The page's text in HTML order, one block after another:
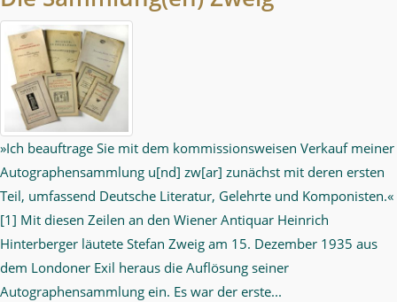
»Ich beauftrage Sie mit dem kommissionsweisen Verkauf meiner
Autographensammlung u[nd] zw[ar] zunächst mit deren ersten
Teil, umfassend Deutsche Literatur, Gelehrte und Komponisten.«
[1] Mit diesen Zeilen an den Wiener Antiquar Heinrich
Hinterberger läutete Stefan Zweig am 15. Dezember 1935 aus
dem Londoner Exil heraus die Auflösung seiner
Autographensammlung ein. Es war der erste...